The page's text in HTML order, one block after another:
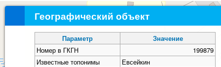
Географический объект
Параметр
Значение
Номер в ГКГН
199879
Известные топонимы
Евсейкин